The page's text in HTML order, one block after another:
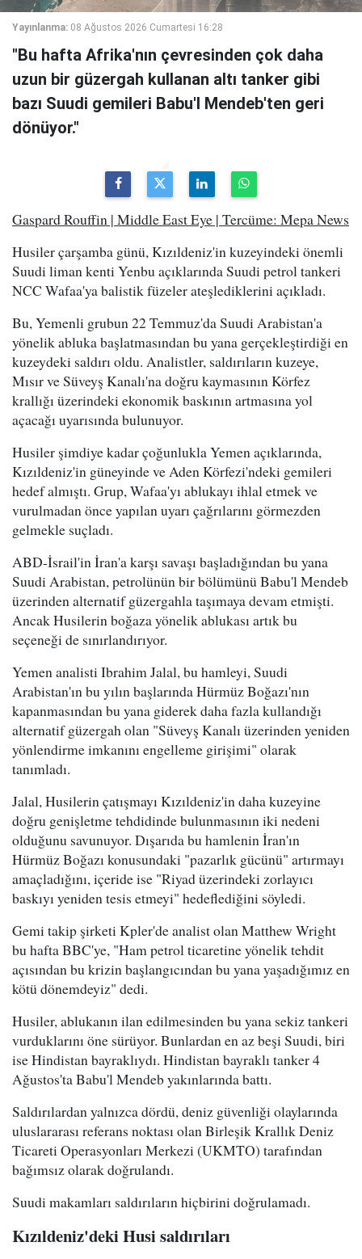
Yayınlanma: 08 Ağustos 2026 Cumartesi 16:28
"Bu hafta Afrika'nın çevresinden çok daha
uzun bir güzergah kullanan altı tanker gibi
bazı Suudi gemileri Babu'l Mendeb'ten geri
dönüyor."
Gaspard Rouffin | Middle East Eye | Tercüme: Mepa News
Husiler çarşamba günü, Kızıldeniz'in kuzeyindeki önemli
Suudi liman kenti Yenbu açıklarında Suudi petrol tankeri
NCC Wafaa'ya balistik füzeler ateşlediklerini açıkladı.
Bu, Yemenli grubun 22 Temmuz'da Suudi Arabistan'a
yönelik abluka başlatmasından bu yana gerçekleştirdiği en
kuzeydeki saldırı oldu. Analistler, saldırıların kuzeye,
Mısır ve Süveyş Kanalı'na doğru kaymasının Körfez
krallığı üzerindeki ekonomik baskının artmasına yol
açacağı uyarısında bulunuyor.
Husiler şimdiye kadar çoğunlukla Yemen açıklarında,
Kızıldeniz'in güneyinde ve Aden Körfezi'ndeki gemileri
hedef almıştı. Grup, Wafaa'yı ablukayı ihlal etmek ve
vurulmadan önce yapılan uyarı çağrılarını görmezden
gelmekle suçladı.
ABD-İsrail'in İran'a karşı savaşı başladığından bu yana
Suudi Arabistan, petrolünün bir bölümünü Babu'l Mendeb
üzerinden alternatif güzergahla taşımaya devam etmişti.
Ancak Husilerin boğaza yönelik ablukası artık bu
seçeneği de sınırlandırıyor.
Yemen analisti Ibrahim Jalal, bu hamleyi, Suudi
Arabistan'ın bu yılın başlarında Hürmüz Boğazı'nın
kapanmasından bu yana giderek daha fazla kullandığı
alternatif güzergah olan "Süveyş Kanalı üzerinden yeniden
yönlendirme imkanını engelleme girişimi" olarak
tanımladı.
Jalal, Husilerin çatışmayı Kızıldeniz'in daha kuzeyine
doğru genişletme tehdidinde bulunmasının iki nedeni
olduğunu savunuyor. Dışarıda bu hamlenin İran'ın
Hürmüz Boğazı konusundaki "pazarlık gücünü" artırmayı
amaçladığını, içeride ise "Riyad üzerindeki zorlayıcı
baskıyı yeniden tesis etmeyi" hedeflediğini söyledi.
Gemi takip şirketi Kpler'de analist olan Matthew Wright
bu hafta BBC'ye, "Ham petrol ticaretine yönelik tehdit
açısından bu krizin başlangıcından bu yana yaşadığımız en
kötü dönemdeyiz" dedi.
Husiler, ablukanın ilan edilmesinden bu yana sekiz tankeri
vurduklarını öne sürüyor. Bunlardan en az beşi Suudi, biri
ise Hindistan bayraklıydı. Hindistan bayraklı tanker 4
Ağustos'ta Babu'l Mendeb yakınlarında battı.
Saldırılardan yalnızca dördü, deniz güvenliği olaylarında
uluslararası referans noktası olan Birleşik Krallık Deniz
Ticareti Operasyonları Merkezi (UKMTO) tarafından
bağımsız olarak doğrulandı.
Suudi makamları saldırıların hiçbirini doğrulamadı.
Kızıldeniz'deki Husi saldırıları